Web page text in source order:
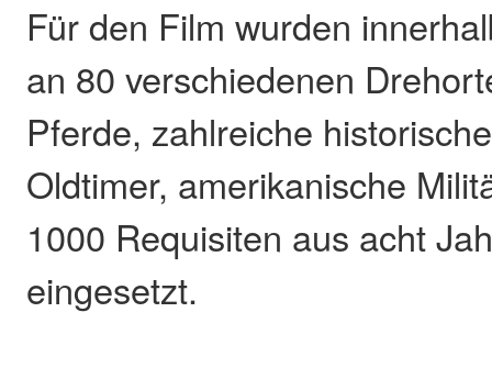
Für den Film wurden
an 80 verschiedenen
Pferde, zahlreiche
Oldtimer, amerikanische
1000 Requisiten aus acht
eingesetzt.